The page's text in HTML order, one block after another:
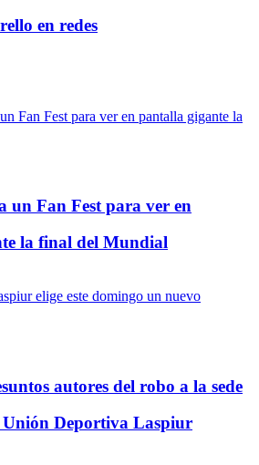
en redes
un Fan Fest para ver en
la final del Mundial
autores del robo a la sede
Unión Deportiva Laspiur